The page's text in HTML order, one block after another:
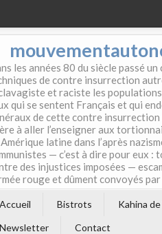
les années 80 du siècle passé
de contre insurrection
et raciste les
qui se sentent Français et qui
de cette contre
à aller l’enseigner aux
latine dans l’après
— c’est à dire pour eux
des injustices imposées —
rouge et dûment convoyés
Accueil Bistrots Kahina
Newsletter
Contact